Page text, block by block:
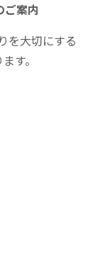
ご案内
を大切にする
す。